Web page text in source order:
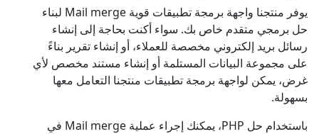
يوفر منتجنا واجهة برمجة تطبيقات قوية Mail merge لبناء
حل برمجي متقدم خاص بك. سواء أكنت بحاجة إلى إنشاء
رسائل بريد إلكتروني مخصصة للعملاء، أو إنشاء تقرير بناءً
على مجموعة البيانات المستلمة أو إنشاء مستند مخصص لأي
غرض، يمكن لواجهة برمجة تطبيقات منتجنا التعامل معها
بسهولة.
باستخدام حل PHP، يمكنك إجراء عملية Mail merge في